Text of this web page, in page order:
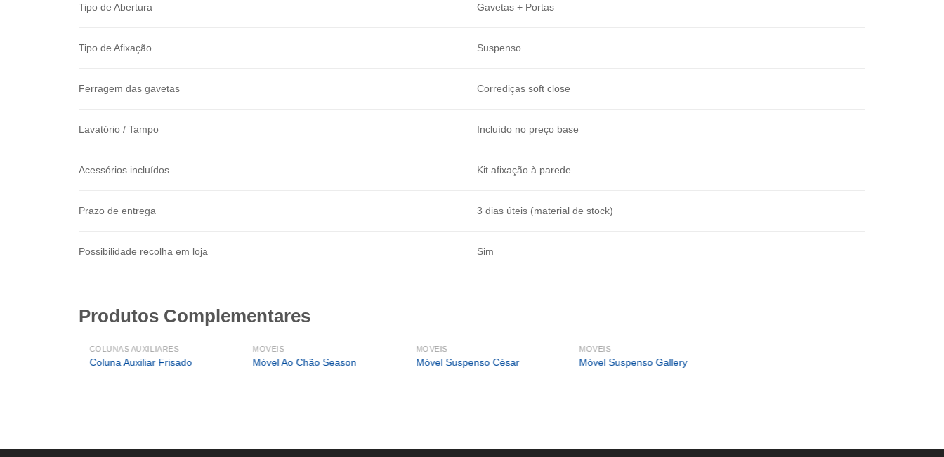
Tipo de Abertura Gavetas + Portas
Tipo de Afixação Suspenso
Ferragem das gavetas Corrediças soft close
Lavatório / Tampo Incluído no preço base
Acessórios incluídos Kit afixação à parede
Prazo de entrega 3 dias úteis (material de stock)
Possibilidade recolha em loja Sim
Produtos Complementares
COLUNAS AUXILIARES
Coluna Auxiliar Frisado
MÓVEIS
Móvel Ao Chão Season
MÓVEIS
Móvel Suspenso César
MÓVEIS
Móvel Suspenso Gallery